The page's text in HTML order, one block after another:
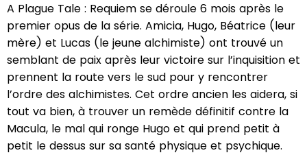
A Plague Tale : Requiem se déroule 6 mois après le
premier opus de la série. Amicia, Hugo, Béatrice (leur
mère) et Lucas (le jeune alchimiste) ont trouvé un
semblant de paix après leur victoire sur l’inquisition et
prennent la route vers le sud pour y rencontrer
l’ordre des alchimistes. Cet ordre ancien les aidera, si
tout va bien, à trouver un remède définitif contre la
Macula, le mal qui ronge Hugo et qui prend petit à
petit le dessus sur sa santé physique et psychique.